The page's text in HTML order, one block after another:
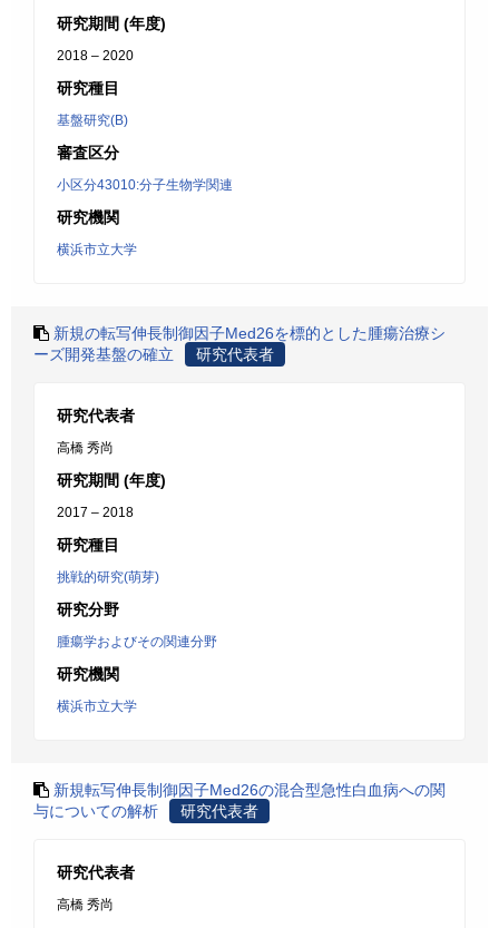
研究期間 (年度)
2018 – 2020
研究種目
基盤研究(B)
審査区分
小区分43010:分子生物学関連
研究機関
横浜市立大学
新規の転写伸長制御因子Med26を標的とした腫瘍治療シ
ーズ開発基盤の確立
研究代表者
研究代表者
高橋 秀尚
研究期間 (年度)
2017 – 2018
研究種目
挑戦的研究(萌芽)
研究分野
腫瘍学およびその関連分野
研究機関
横浜市立大学
新規転写伸長制御因子Med26の混合型急性白血病への関
与についての解析
研究代表者
研究代表者
高橋 秀尚